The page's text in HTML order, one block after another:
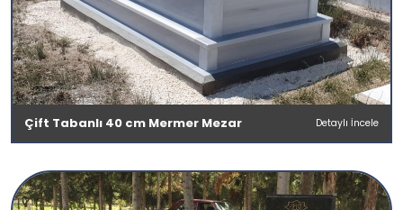
Çift Tabanlı 40 cm Mermer Mezar Detaylı İncele